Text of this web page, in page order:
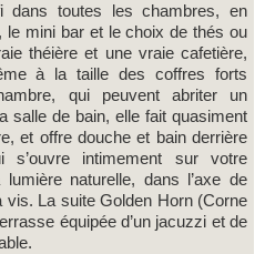
dans toutes les chambres, en
le mini bar et le choix de thés ou
théière et une vraie cafetière,
à la taille des coffres forts
qui peuvent abriter un
salle de bain, elle fait quasiment
et offre douche et bain derrière
intimement sur votre
naturelle, dans l’axe de
La suite Golden Horn (Corne
équipée d’un jacuzzi et de